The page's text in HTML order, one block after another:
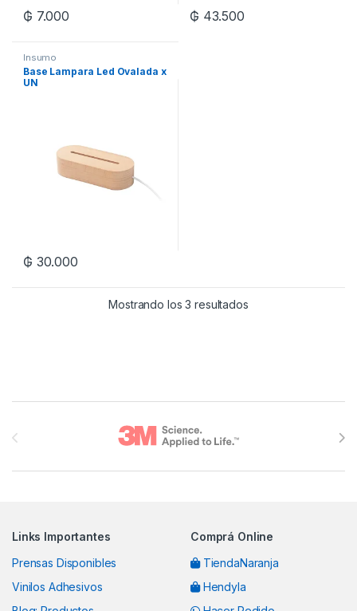
₲ 7.000 ₲ 43.500
Insumo
Base Lampara Led Ovalada x
UN
₲ 30.000
Mostrando los 3 resultados
Links Importantes
Prensas Disponibles
Vinilos Adhesivos
Comprá Online
TiendaNaranja
Hendyla